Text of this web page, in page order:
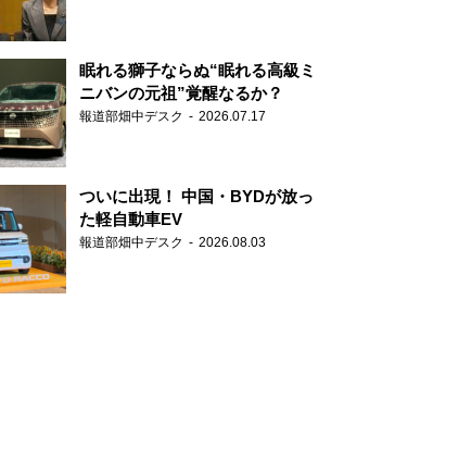
眠れる獅子ならぬ“眠れる高級ミ
ニバンの元祖”覚醒なるか？
報道部畑中デスク 2026.07.17
ついに出現！ 中国・BYDが放っ
た軽自動車EV
報道部畑中デスク 2026.08.03